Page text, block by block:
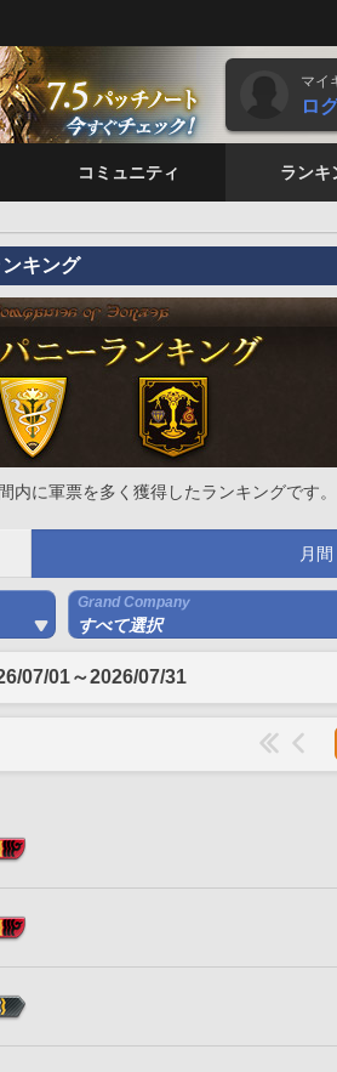
マイ
ロ
コミュニティ ランキ
ンキング
内に軍票を多く獲得したランキングです。
月間
Grand Company
すべて選択
07/01～2026/07/31